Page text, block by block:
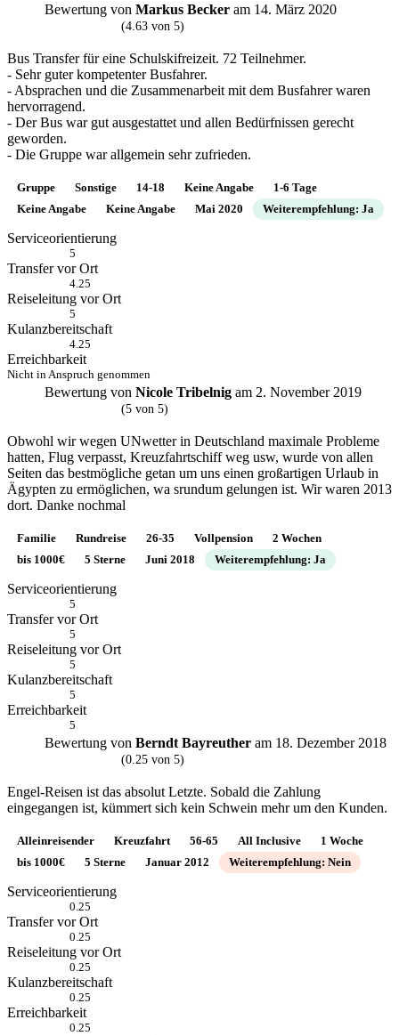
Bewertung von Markus Becker am 14. März 2020
(4.63 von 5)
Bus Transfer für eine Schulskifreizeit. 72 Teilnehmer.
- Sehr guter kompetenter Busfahrer.
- Absprachen und die Zusammenarbeit mit dem Busfahrer waren
hervorragend.
- Der Bus war gut ausgestattet und allen Bedürfnissen gerecht
geworden.
- Die Gruppe war allgemein sehr zufrieden.
Gruppe Sonstige 14-18 Keine Angabe
1-6 Tage
Keine Angabe
Keine Angabe Mai 2020 Weiterempfehlung: Ja
Serviceorientierung
5
Transfer vor Ort
4.25
Reiseleitung vor Ort
5
Kulanzbereitschaft
4.25
Erreichbarkeit
Nicht in Anspruch genommen
Bewertung von Nicole Tribelnig am 2. November 2019
(5 von 5)
Obwohl wir wegen UNwetter in Deutschland maximale Probleme
hatten, Flug verpasst, Kreuzfahrtschiff weg usw, wurde von allen
Seiten das bestmögliche getan um uns einen großartigen Urlaub in
Ägypten zu ermöglichen, wa srundum gelungen ist. Wir waren 2013
dort. Danke nochmal
Familie Rundreise 26-35 Vollpension
2 Wochen
bis 1000€
5 Sterne Juni 2018 Weiterempfehlung: Ja
Serviceorientierung
5
Transfer vor Ort
5
Reiseleitung vor Ort
5
Kulanzbereitschaft
5
Erreichbarkeit
5
Bewertung von Berndt Bayreuther am 18. Dezember 2018
(0.25 von 5)
Engel-Reisen ist das absolut Letzte. Sobald die Zahlung
eingegangen ist, kümmert sich kein Schwein mehr um den Kunden.
Alleinreisender Kreuzfahrt 56-65 All Inclusive
1 Woche
bis 1000€
5 Sterne Januar 2012 Weiterempfehlung: Nein
Serviceorientierung
0.25
Transfer vor Ort
0.25
Reiseleitung vor Ort
0.25
Kulanzbereitschaft
0.25
Erreichbarkeit
0.25